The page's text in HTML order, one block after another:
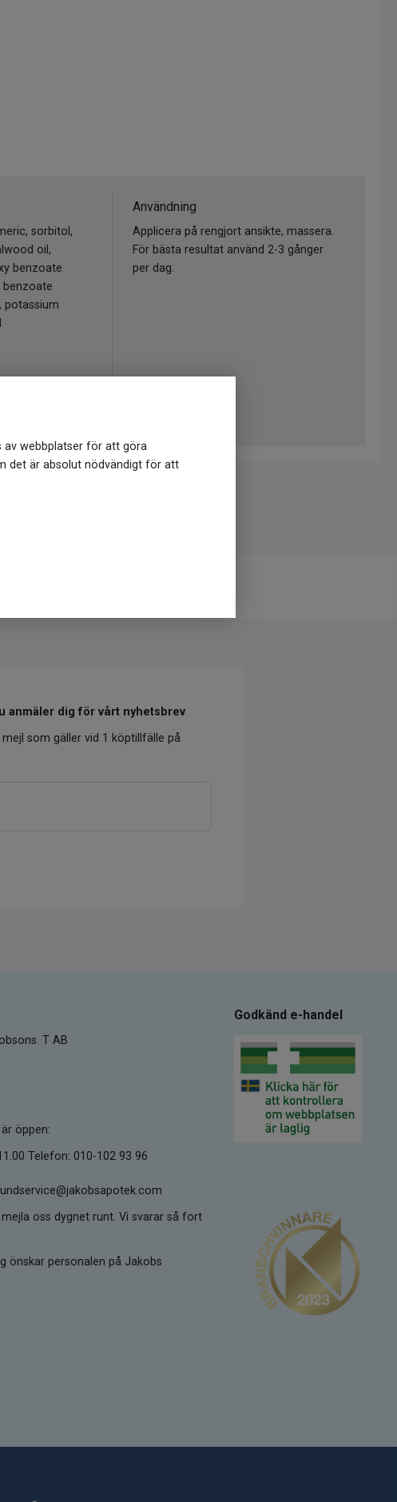
av webbplatser för att göra
det är absolut nödvändigt för att
sorbitol,
oil,
benzoate
benzoate
potassium
Användning
Applicera på rengjort ansikte, massera.
För bästa resultat använd 2-3 gånger
per dag.
anmäler dig för vårt nyhetsbrev
som gäller vid 1 köptillfälle på
T AB
öppen:
Telefon: 010-102 93 96
oss dygnet runt. Vi svarar så fort
önskar personalen på Jakobs
Godkänd e-handel